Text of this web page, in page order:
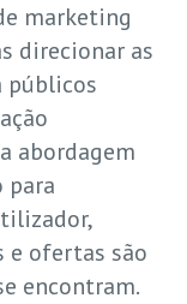
marketing
direcionar as
públicos
abordagem
para
e ofertas são
encontram.